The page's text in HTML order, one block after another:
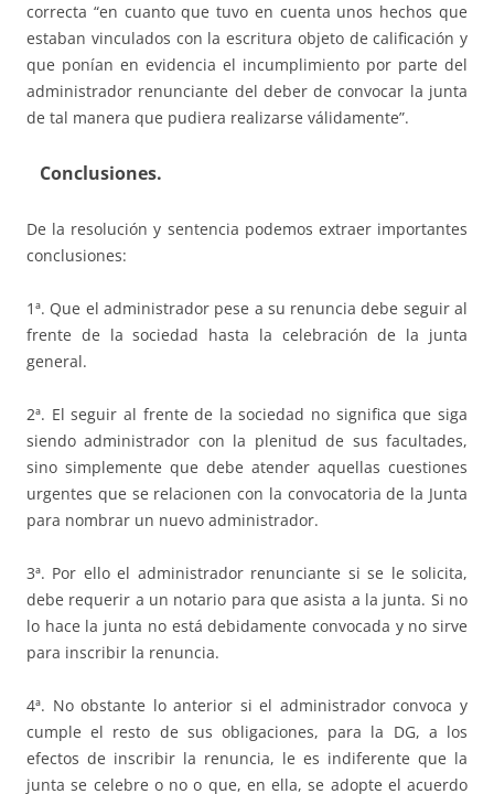
correcta “en cuanto que tuvo en cuenta unos hechos que
estaban vinculados con la escritura objeto de calificación y
que ponían en evidencia el incumplimiento por parte del
administrador renunciante del deber de convocar la junta
de tal manera que pudiera realizarse válidamente”.
Conclusiones.
De la resolución y sentencia podemos extraer importantes
conclusiones:
1ª. Que el administrador pese a su renuncia debe seguir al
frente de la sociedad hasta la celebración de la junta
general.
2ª. El seguir al frente de la sociedad no significa que siga
siendo administrador con la plenitud de sus facultades,
sino simplemente que debe atender aquellas cuestiones
urgentes que se relacionen con la convocatoria de la Junta
para nombrar un nuevo administrador.
3ª. Por ello el administrador renunciante si se le solicita,
debe requerir a un notario para que asista a la junta. Si no
lo hace la junta no está debidamente convocada y no sirve
para inscribir la renuncia.
4ª. No obstante lo anterior si el administrador convoca y
cumple el resto de sus obligaciones, para la DG, a los
efectos de inscribir la renuncia, le es indiferente que la
junta se celebre o no o que, en ella, se adopte el acuerdo